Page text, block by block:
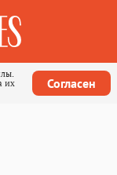
их
Согласен